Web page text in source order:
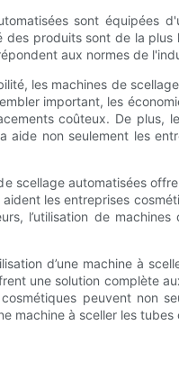
sont équipées
des produits sont de la
aux normes de
les machines de
important, les
coûteux. De plus,
aide non seulement les
scellage automatisées
les entreprises
l’utilisation de
d’une machine à
une solution complète
peuvent non
machine à sceller les